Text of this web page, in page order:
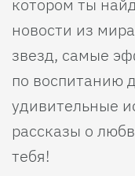
новости из
звезд, самые
по воспитанию
удивительные
рассказы о
тебя!